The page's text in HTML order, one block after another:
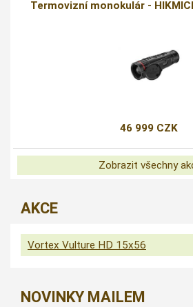
Termovizní monokulár -
46 999 CZK
Zobrazit všechny
AKCE
Vortex Vulture HD 15x56
NOVINKY MAILEM